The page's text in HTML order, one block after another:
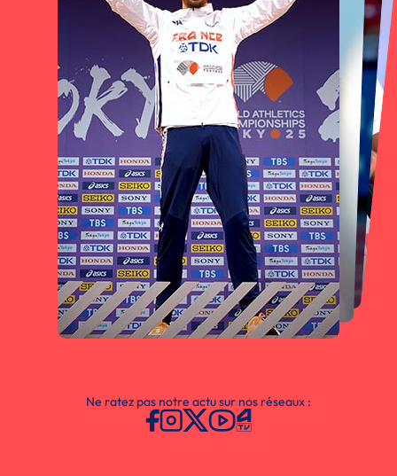
Ne ratez pas notre actu sur nos réseaux :